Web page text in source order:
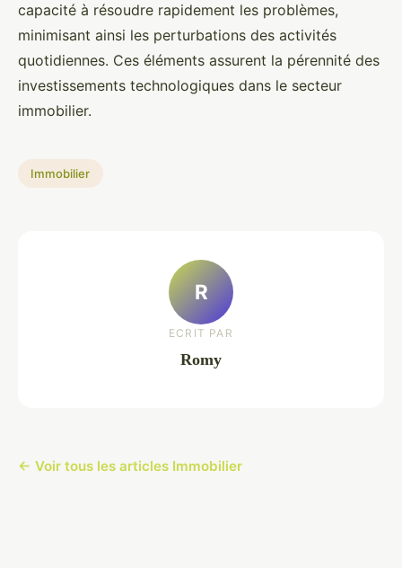
capacité à résoudre rapidement les problèmes,
minimisant ainsi les perturbations des activités
quotidiennes. Ces éléments assurent la pérennité des
investissements technologiques dans le secteur
immobilier.
Immobilier
R
ECRIT PAR
Romy
← Voir tous les articles Immobilier